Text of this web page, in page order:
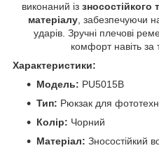
виконаний із
матеріалу, забезпечуючи
ударів. Зручні плечові
комфорт навіть за
Характеристики:
Модель: PU5015B
Тип: Рюкзак для
Колір: Чорний
Матеріал: Зносостійкий